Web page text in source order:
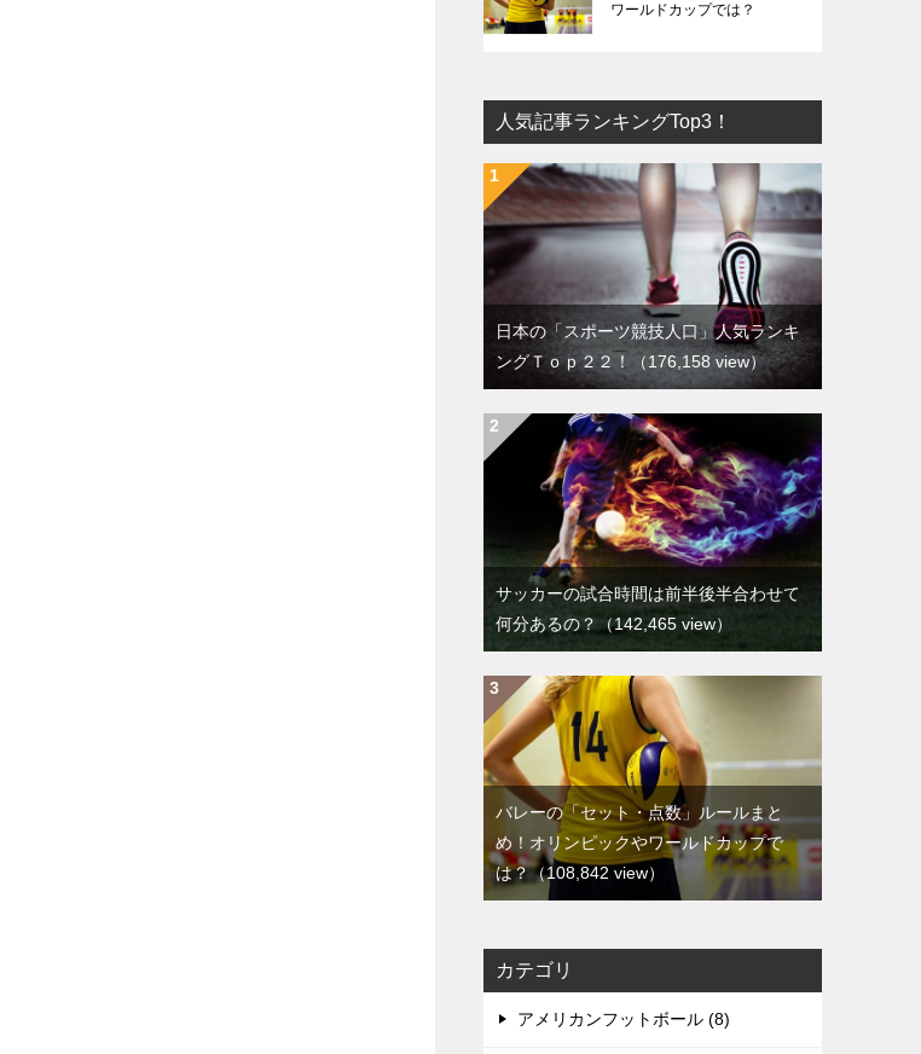
ワールドカップでは？
人気記事ランキングTop3！
日本の「スポーツ競技人口」人気ランキ
ングＴｏｐ２２！
（176,158 view）
サッカーの試合時間は前半後半合わせて
何分あるの？ （142,465 view）
バレーの「セット・点数」ルールまと
め！オリンピックやワールドカップで
は？（108,842 view）
カテゴリ
アメリカンフットボール (8)